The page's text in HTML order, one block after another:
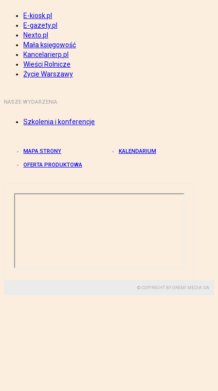
E-kiosk.pl
E-gazety.pl
Nexto.pl
Mała księgowość
Kancelarierp.pl
Wieści Rolnicze
Życie Warszawy
NASZE WYDARZENIA
Szkolenia i konferencje
MAPA STRONY KALENDARIUM
OFERTA PRODUKTOWA
© COPYRIGHT BY GREMI MEDIA SA